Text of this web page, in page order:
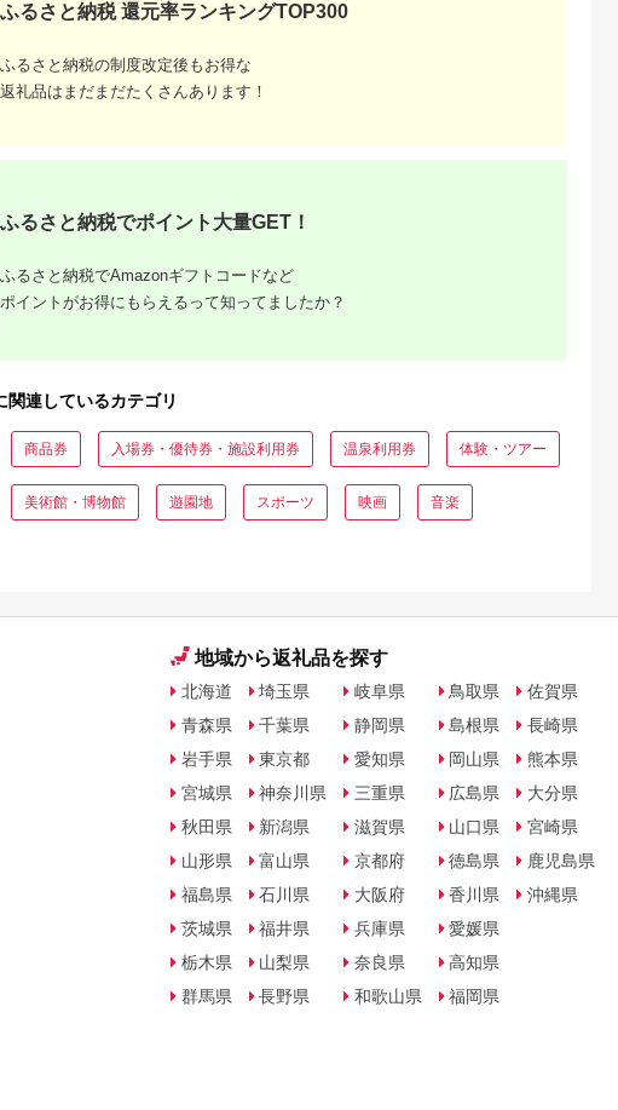
、年収いくら
紹介
ふるさと納税 還元率ランキングTOP300
ふるさと納税の制度改定後もお得な
返礼品はまだまだたくさんあります！
ふるさと納税でポイント大量GET！
ふるさと納税でAmazonギフトコードなど
ポイントがお得にもらえるって知ってましたか？
連しているカテゴリ
商品券 入場券・優待券・施設利用券 温泉利用券 体験・ツアー
美術館・博物館 遊園地 スポーツ 映画 音楽
地域から返礼品を探す
北海道
青森県
岩手県
宮城県
秋田県
山形県
福島県
茨城県
栃木県
群馬県
埼玉県
千葉県
東京都
神奈川県
新潟県
富山県
石川県
福井県
山梨県
長野県
岐阜県
静岡県
愛知県
三重県
滋賀県
京都府
大阪府
兵庫県
奈良県
和歌山県
鳥取県
島根県
岡山県
広島県
山口県
徳島県
香川県
愛媛県
高知県
福岡県
佐賀県
長崎県
熊本県
大分県
宮崎県
鹿児島県
沖縄県